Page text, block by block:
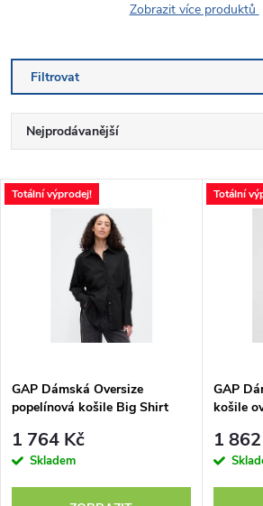
Zobrazit více produktů
Filtrovat
Ř
a
p
r
o
Nejprodávanější
Nejdražší
Abecedně
V
s
p
r
Totální výprodej!
GAP Dámská Oversize
popelínová košile Big Shirt
1 764 Kč
Skladem
Totální
GAP
košile
1